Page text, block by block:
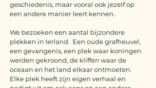
geschiedenis, maar vooral ook jezelf op
een andere manier leert kennen.
We bezoeken een aantal bijzondere
plekken in Ierland. Een oude grafheuvel,
een gevangenis, een plek waar koningen
werden gekroond, de kliffen waar de
oceaan en het land elkaar ontmoeten.
Elke plek heeft zijn eigen verhaal en